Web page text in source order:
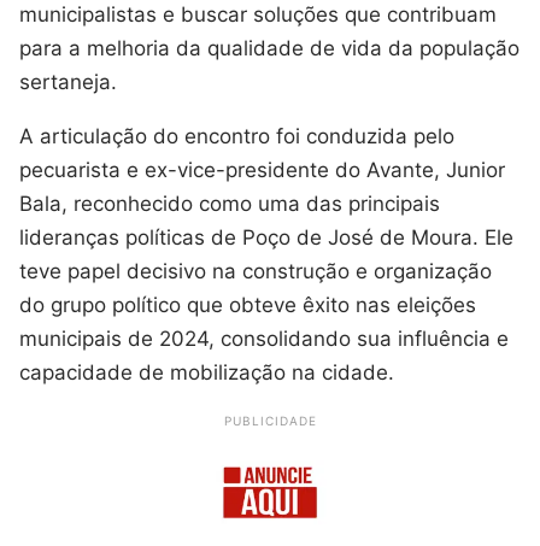
municipalistas e buscar soluções que contribuam
para a melhoria da qualidade de vida da população
sertaneja.
A articulação do encontro foi conduzida pelo
pecuarista e ex-vice-presidente do Avante, Junior
Bala, reconhecido como uma das principais
lideranças políticas de Poço de José de Moura. Ele
teve papel decisivo na construção e organização
do grupo político que obteve êxito nas eleições
municipais de 2024, consolidando sua influência e
capacidade de mobilização na cidade.
PUBLICIDADE